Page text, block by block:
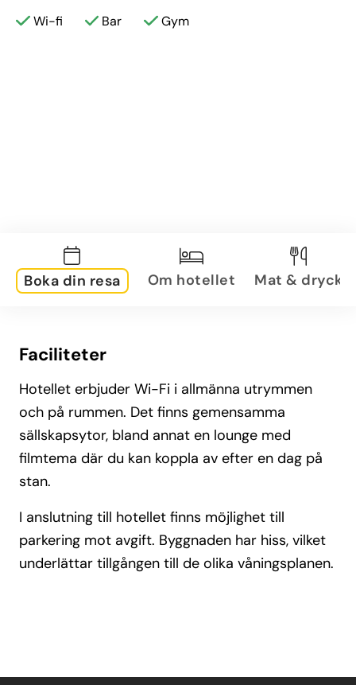
Wi-fi
Bar Gym
Boka din resa Om hotellet Mat & dryck
Faciliteter
Hotellet erbjuder Wi-Fi i allmänna utrymmen
och på rummen. Det finns gemensamma
sällskapsytor, bland annat en lounge med
filmtema där du kan koppla av efter en dag på
stan.
I anslutning till hotellet finns möjlighet till
parkering mot avgift. Byggnaden har hiss, vilket
underlättar tillgången till de olika våningsplanen.